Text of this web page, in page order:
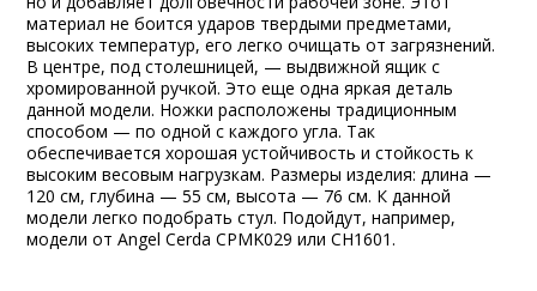
материал не боится ударов твердыми предметами,
высоких температур, его легко очищать от загрязнений.
В центре, под столешницей, — выдвижной ящик с
хромированной ручкой. Это еще одна яркая деталь
данной модели. Ножки расположены традиционным
способом — по одной с каждого угла. Так
обеспечивается хорошая устойчивость и стойкость к
высоким весовым нагрузкам. Размеры изделия: длина —
120 см, глубина — 55 см, высота — 76 см. К данной
модели легко подобрать стул. Подойдут, например,
модели от Angel Cerda CPMK029 или CH1601.